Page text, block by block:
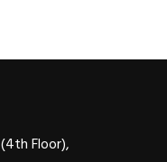
Floor),